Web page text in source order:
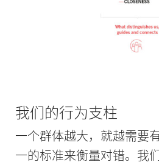
我们的行为支柱
一个群体越大，就越需要
一的标准来衡量对错。我